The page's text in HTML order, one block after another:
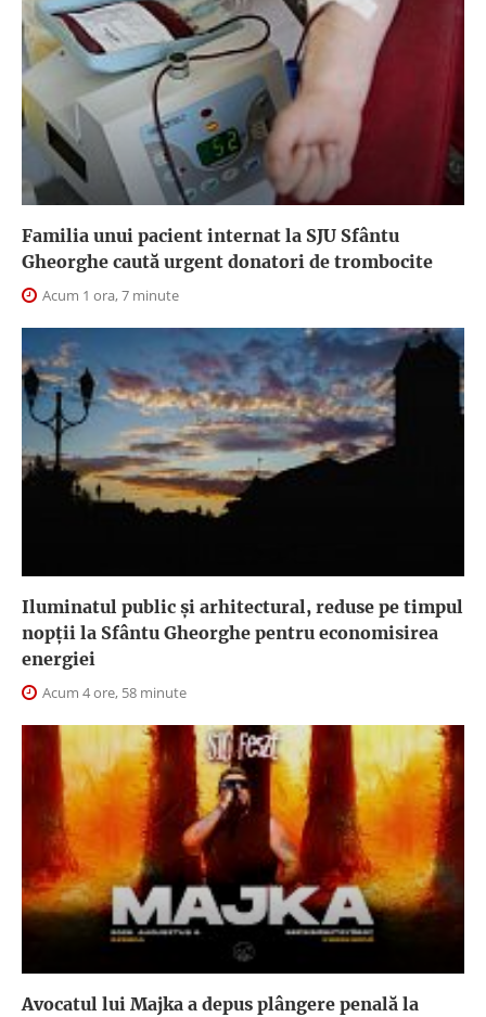
Familia unui pacient internat la SJU Sfântu
Gheorghe caută urgent donatori de trombocite
Acum 1 ora, 7 minute
Iluminatul public şi arhitectural, reduse pe timpul
nopţii la Sfântu Gheorghe pentru economisirea
energiei
Acum 4 ore, 58 minute
Avocatul lui Majka a depus plângere penală la